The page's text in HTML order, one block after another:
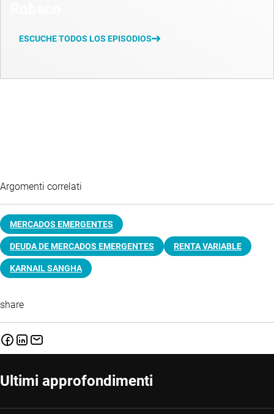
ESCUCHE TODOS LOS EPISODIOS
Argomenti correlati
MERCADOS EMERGENTES
DEUDA DE MERCADOS EMERGENTES RENTA VARIABLE
KARNAIL SANGHA
share
Ultimi approfondimenti